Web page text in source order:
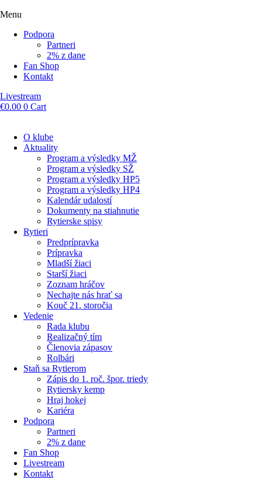
Menu
Podpora
Partneri
2% z dane
Fan Shop
Kontakt
Livestream
€0.00 0 Cart
O klube
Aktuality
Program a výsledky MŽ
Program a výsledky SŽ
Program a výsledky HP5
Program a výsledky HP4
Kalendár udalostí
Dokumenty na stiahnutie
Rytierske spisy
Rytieri
Predprípravka
Prípravka
Mladší žiaci
Starší žiaci
Zoznam hráčov
Nechajte nás hrať sa
Kouč 21. storočia
Vedenie
Rada klubu
Realizačný tím
Členovia zápasov
Rolbári
Staň sa Rytierom
Zápis do 1. roč. špor. triedy
Rytiersky kemp
Hraj hokej
Kariéra
Podpora
Partneri
2% z dane
Fan Shop
Livestream
Kontakt